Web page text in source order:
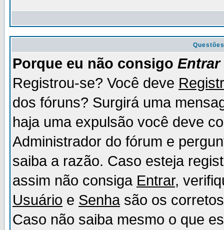
Porque eu não consigo Entrar
Registrou-se? Você deve
dos fóruns? Surgirá uma
haja uma expulsão você deve
Administrador do fórum e
saiba a razão. Caso esteja
assim não consiga Entrar,
Usuário e Senhasão os
Caso não saiba mesmo o que